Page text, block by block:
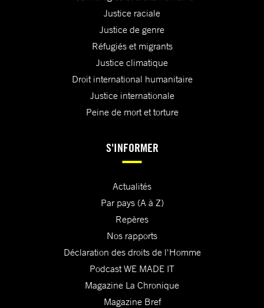
Justice raciale
Justice de genre
Réfugiés et migrants
Justice climatique
Droit international humanitaire
Justice internationale
Peine de mort et torture
S'INFORMER
Actualités
Par pays (A à Z)
Repères
Nos rapports
Déclaration des droits de l'Homme
Podcast WE MADE IT
Magazine La Chronique
Magazine Bref